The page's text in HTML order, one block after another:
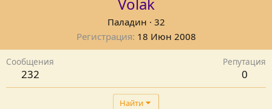
Паладин · 32
Регистрация 18 Июн 2008
Сообщения
232
Репутация
0
Найти